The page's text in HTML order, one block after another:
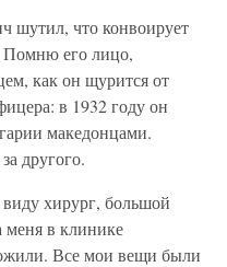
шутил, что конвоирует
Помню его лицо,
как он щурится от
в 1932 году он
македонцами.
другого.
хирург, большой
меня в клинике
Все мои вещи были